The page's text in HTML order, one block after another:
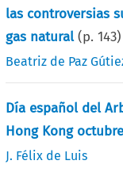
las controversias
gas natural(p.143)
Beatriz de Paz
Día español del
Hong Kong
J. Félix de Luis